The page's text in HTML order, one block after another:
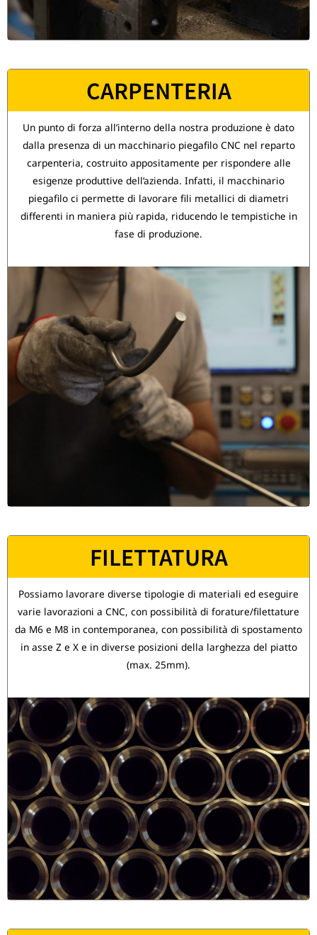
CARPENTERIA
Un punto di forza all’interno della nostra produzione è dato
dalla presenza di un macchinario piegafilo CNC nel reparto
carpenteria, costruito appositamente per rispondere alle
esigenze produttive dell’azienda. Infatti, il macchinario
piegafilo ci permette di lavorare fili metallici di diametri
differenti in maniera più rapida, riducendo le tempistiche in
fase di produzione.
FILETTATURA
Possiamo lavorare diverse tipologie di materiali ed eseguire
varie lavorazioni a CNC, con possibilità di forature/filettature
da M6 e M8 in contemporanea, con possibilità di spostamento
in asse Z e X e in diverse posizioni della larghezza del piatto
(max. 25mm).